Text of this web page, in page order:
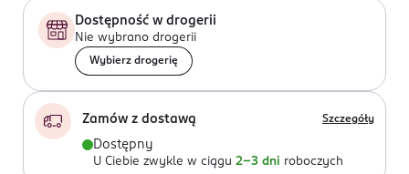
Dostępność w drogerii
Nie wybrano drogerii
Wybierz drogerię
Zamów z dostawą Szczegóły
Dostępny
U Ciebie zwykle w ciągu 2-3 dni roboczych